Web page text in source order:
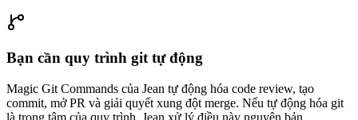
Bạn cần quy trình git tự động
Magic Git Commands của Jean tự động hóa code review, tạo
commit, mở PR và giải quyết xung đột merge. Nếu tự động hóa git
là trọng tâm của quy trình, Jean xử lý điều này nguyên bản.